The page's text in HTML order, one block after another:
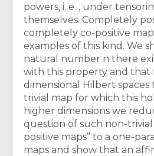
powers, i. e. , under
themselves. Completely
completely co-positive
examples of this kind. We
natural number n there
with this property and that
dimensional Hilbert spaces
trivial map for which this
higher dimensions we
question of such non-
positive maps” to a one-
maps and show that an